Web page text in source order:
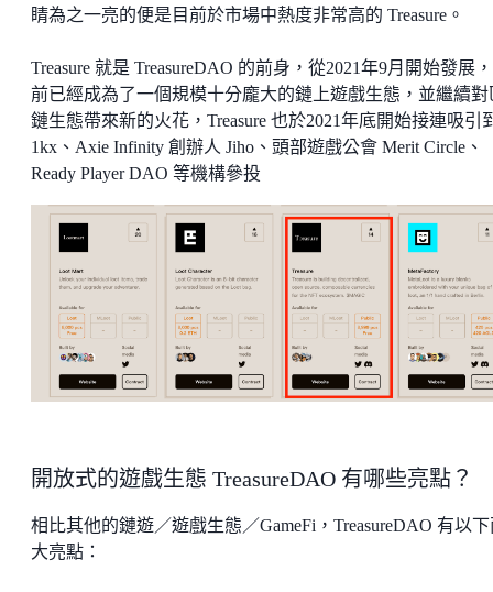
睛為之一亮的便是目前於市場中熱度非常高的 Treasure。
Treasure 就是 TreasureDAO 的前身，從2021年9月開始發展
前已經成為了一個規模十分龐大的鏈上遊戲生態，並繼續對
鏈生態帶來新的火花，Treasure 也於2021年底開始接連吸引
1kx、Axie Infinity 創辦人 Jiho、頭部遊戲公會 Merit Circle、
Ready Player DAO 等機構參投
開放式的遊戲生態 TreasureDAO 有哪些亮點？
相比其他的鏈遊／遊戲生態／GameFi，TreasureDAO 有以
大亮點：